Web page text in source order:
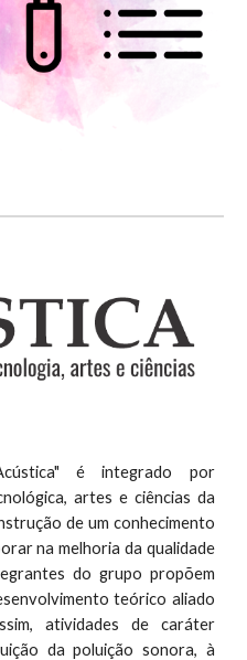
é integrado por
artes e ciências da
de um conhecimento
na melhoria da qualidade
do grupo propõem
teórico aliado
atividades de caráter
da poluição sonora, à